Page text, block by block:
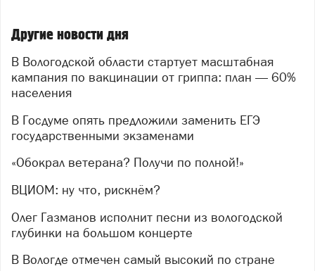
Другие новости дня
В Вологодской области стартует масштабная
кампания по вакцинации от гриппа: план — 60%
населения
В Госдуме опять предложили заменить ЕГЭ
государственными экзаменами
«Обокрал ветерана? Получи по полной!»
ВЦИОМ: ну что, рискнём?
Олег Газманов исполнит песни из вологодской
глубинки на большом концерте
В Вологде отмечен самый высокий по стране